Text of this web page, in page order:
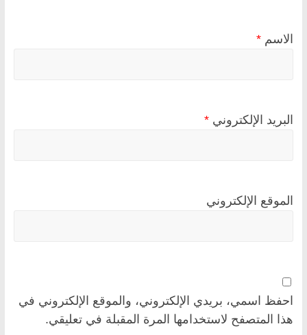
الاسم *
البريد الإلكتروني *
الموقع الإلكتروني
احفظ اسمي، بريدي الإلكتروني، والموقع الإلكتروني في
هذا المتصفح لاستخدامها المرة المقبلة في تعليقي.